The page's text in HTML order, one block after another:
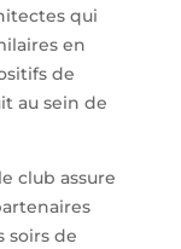
qui
en
de
au sein de
club assure
soirs de